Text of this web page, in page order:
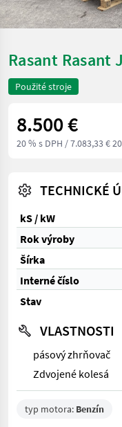
Rasant Rasant
Použité stroje
8.500 €
20 % s DPH / 7.083,33 €
TECHNICKÉ
kS / kW
Rok výroby
Šírka
Interné číslo
Stav
VLASTNOSTI
pásový zhrňovač
Zdvojené kolesá
typ motora: Benzín